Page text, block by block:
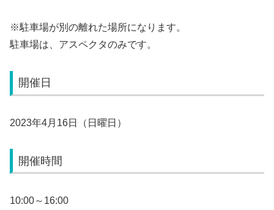
※駐車場が別の離れた場所になります。
駐車場は、アスペクタのみです。
開催日
2023年4月16日（日曜日）
開催時間
10:00～16:00